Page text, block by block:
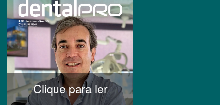
Clique para ler